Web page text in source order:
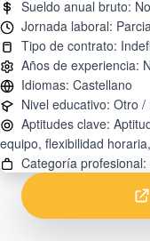
Aptitudes clave: